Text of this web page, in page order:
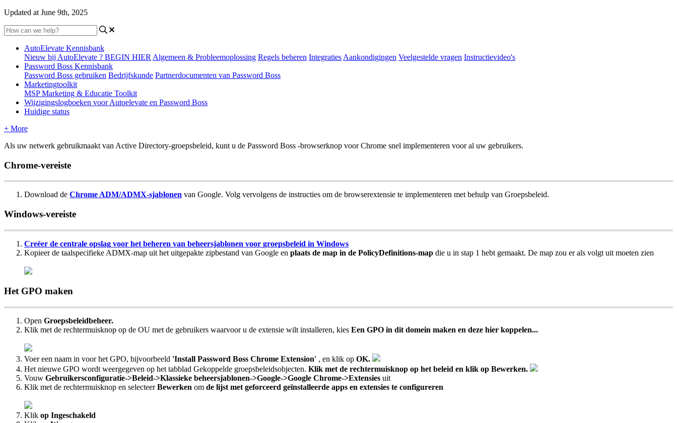
Updated at June 9th, 2025
AutoElevate Kennisbank
Nieuw bij AutoElevate ? BEGIN HIER Algemeen & Probleemoplossing Regels beheren Integraties Aankondigingen Veelgestelde vragen Instructievideo's
Password Boss Kennisbank
Password Boss gebruiken Bedrijfskunde Partnerdocumenten van Password Boss
Marketingtoolkit
MSP Marketing & Educatie Toolkit
Wijzigingslogboeken voor Autoelevate en Password Boss
Huidige status
+ More
Als uw netwerk gebruikmaakt van Active Directory-groepsbeleid, kunt u de Password Boss -browserknop voor Chrome snel implementeren voor al uw gebruikers.
Chrome-vereiste
Download de Chrome ADM/ADMX-sjablonen van Google. Volg vervolgens de instructies om de browserextensie te implementeren met behulp van Groepsbeleid.
Windows-vereiste
Creëer de centrale opslag voor het beheren van beheersjablonen voor groepsbeleid in Windows
Kopieer de taalspecifieke ADMX-map uit het uitgepakte zipbestand van Google en plaats de map in de PolicyDefinitions-map die u in stap 1 hebt gemaakt. De map zou er als volgt uit moeten zien
Het GPO maken
Open Groepsbeleidbeheer.
Klik met de rechtermuisknop op de OU met de gebruikers waarvoor u de extensie wilt installeren, kies Een GPO in dit domein maken en deze hier koppelen...
Voer een naam in voor het GPO, bijvoorbeeld 'Install Password Boss Chrome Extension' , en klik op OK.
Het nieuwe GPO wordt weergegeven op het tabblad Gekoppelde groepsbeleidsobjecten. Klik met de rechtermuisknop op het beleid en klik op Bewerken.
Vouw Gebruikersconfiguratie->Beleid->Klassieke beheersjablonen->Google->Google Chrome->Extensies uit
Klik met de rechtermuisknop en selecteer Bewerken om de lijst met geforceerd geïnstalleerde apps en extensies te configureren
Klik op Ingeschakeld